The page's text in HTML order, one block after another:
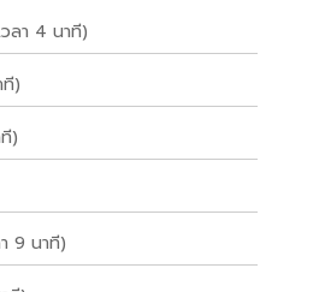
ลา 4 นาที)
ที)
)
9 นาที)